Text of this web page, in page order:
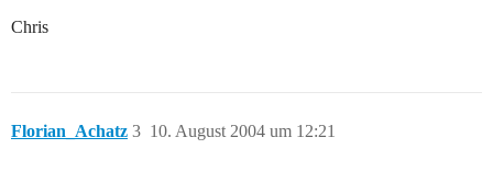
Chris
Florian_Achatz 10. August 2004 um 12:21
3